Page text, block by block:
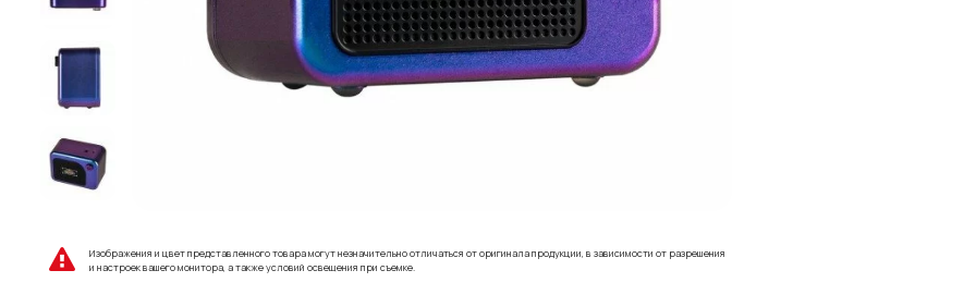
Изображения и цвет представленного товара могут незначительно отличаться от оригинала продукции, в зависимости от разрешения
и настроек вашего монитора, а также условий освещения при съемке.